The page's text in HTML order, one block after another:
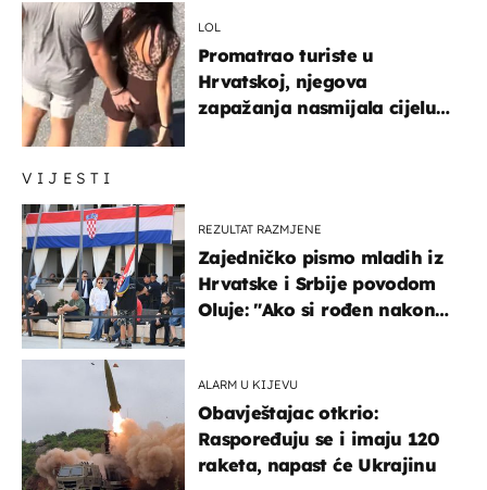
VIJESTI
REZULTAT RAZMJENE
Zajedničko pismo mladih iz
Hrvatske i Srbije povodom
Oluje: "Ako si rođen nakon
ALARM U KIJEVU
Obavještajac otkrio:
Raspoređuju se i imaju 120
raketa, napast će Ukrajinu
LOL
Promatrao turiste u
Hrvatskoj, njegova
zapažanja nasmijala cijelu